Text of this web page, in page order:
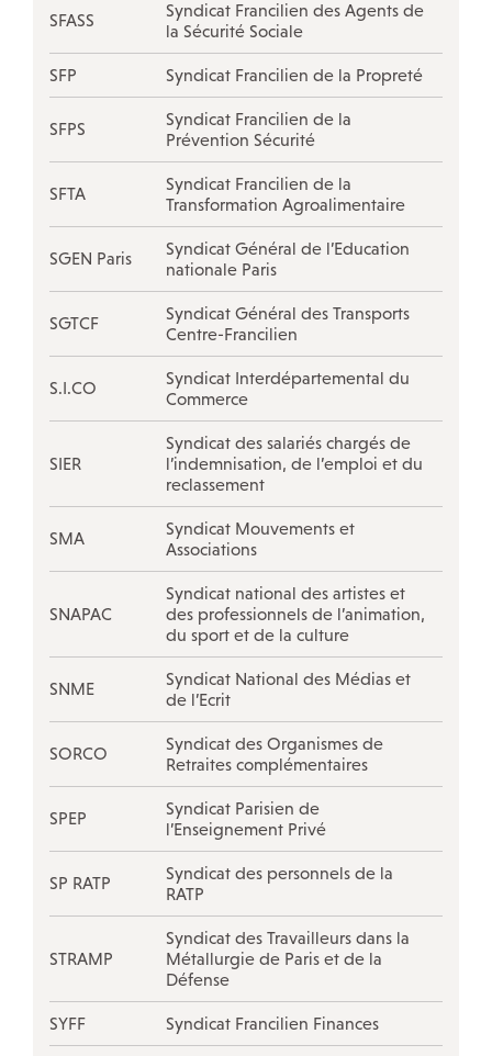
SFASS
Syndicat Francilien des Agents de
la Sécurité Sociale
SFP Syndicat Francilien de la Propreté
SFPS
Syndicat Francilien de la
Prévention Sécurité
SFTA
Syndicat Francilien de la
Transformation Agroalimentaire
SGEN Paris
Syndicat Général de l’Education
nationale Paris
SGTCF
Syndicat Général des Transports
Centre-Francilien
S.I.CO
Syndicat Interdépartemental du
Commerce
SIER
Syndicat des salariés chargés de
l’indemnisation, de l’emploi et du
reclassement
SMA
Syndicat Mouvements et
Associations
SNAPAC
Syndicat national des artistes et
des professionnels de l’animation,
du sport et de la culture
SNME
Syndicat National des Médias et
de l’Ecrit
SORCO
Syndicat des Organismes de
Retraites complémentaires
SPEP
Syndicat Parisien de
l’Enseignement Privé
SP RATP
Syndicat des personnels de la
RATP
STRAMP
Syndicat des Travailleurs dans la
Métallurgie de Paris et de la
Défense
SYFF Syndicat Francilien Finances